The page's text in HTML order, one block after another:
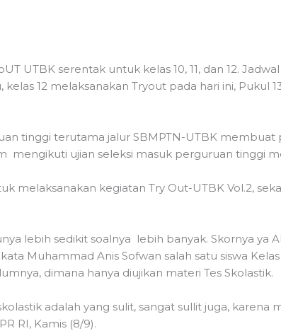
UTBK serentak untuk kelas 10, 11, dan 12.
12 melaksanakan Tryout pada hari ini, Pukul
tinggi terutama jalur SBMPTN-UTBK
ujian seleksi masuk perguruan tinggi
melaksanakan kegiatan Try Out-UTBK Vol.2,
lebih sedikit soalnya lebih banyak. Skornya ya
Muhammad Anis Sofwan salah satu siswa
dimana hanya diujikan materi Tes Skolastik.
adalah yang sulit, sangat sullit juga, karena
RI, Kamis (8/9).